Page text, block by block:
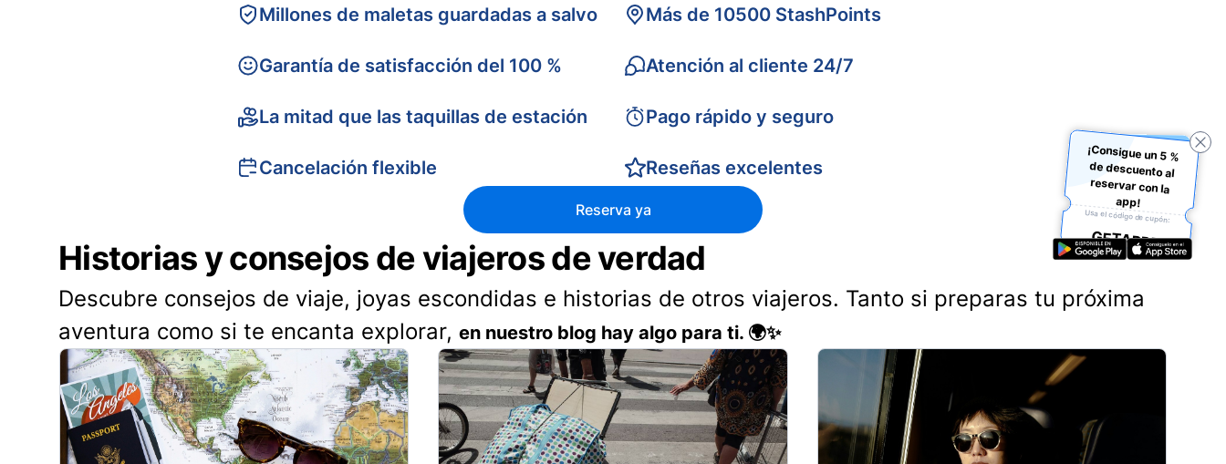
Millones de maletas guardadas a salvo
Garantía de satisfacción del 100 %
La mitad que las taquillas de estación
Cancelación flexible
Más de 10500 StashPoints
Atención al cliente 24/7
Pago rápido y seguro
Reseñas excelentes
Reserva ya
Historias y consejos de viajeros de verdad
Descubre consejos de viaje, joyas escondidas e historias de otros viajeros. Tanto si preparas tu próxima
aventura como si te encanta explorar, en nuestro blog hay algo para ti. 🌍✨
¡Consigue un 5 %
de descuento al
reservar con la
app!
Usa el código de cupón:
GETAPP5